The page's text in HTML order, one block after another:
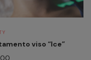
viso “Ice”